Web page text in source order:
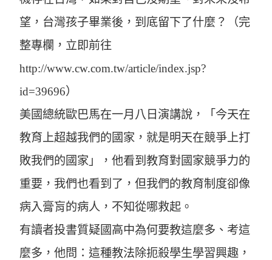
望，台灣孩子畢業後，到底留下了什麼？（完
整專欄，立即前往
http://www.cw.com.tw/article/index.jsp?
id=39696）
美國總統歐巴馬在一月八日演講說，「今天在
教育上超越我們的國家，就是明天在競爭上打
敗我們的國家」，他看到教育對國家競爭力的
重要，我們也看到了，但我們的教育制度卻像
病入膏肓的病人，不知從哪救起。
有讀者投書質疑國高中為何要教這麼多、考這
麼多，他問：這種教法除扼殺學生學習興趣，